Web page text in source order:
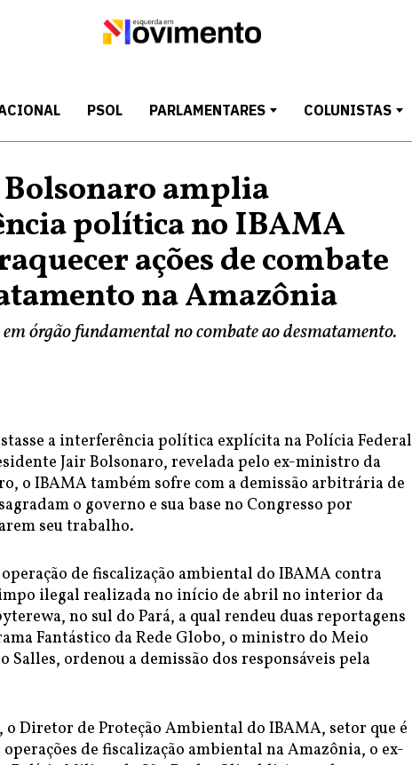
PSOL PARLAMENTARES COLUNISTAS
amplia
política no IBAMA
ações de combate
na Amazônia
órgão fundamental no combate ao desmatamento.
a interferência política explícita na Polícia Federal
Jair Bolsonaro, revelada pelo ex-ministro da
o IBAMA também sofre com a demissão arbitrária de
o governo e sua base no Congresso por
seu trabalho.
de fiscalização ambiental do IBAMA contra
ilegal realizada no início de abril no interior da
no sul do Pará, a qual rendeu duas reportagens
Fantástico da Rede Globo, o ministro do Meio
Salles, ordenou a demissão dos responsáveis pela
o Diretor de Proteção Ambiental do IBAMA, setor que é
de fiscalização ambiental na Amazônia, o ex-